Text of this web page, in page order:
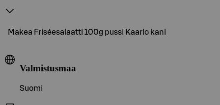
Makea Friséesalaatti 100g pussi Kaarlo kani
Valmistusmaa
Suomi